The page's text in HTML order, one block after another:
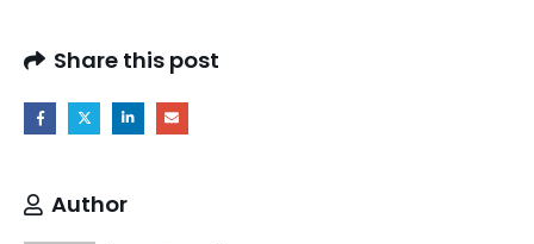
Share this post
Author